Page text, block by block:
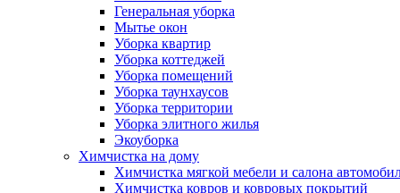
Генеральная уборка
Мытье окон
Уборка квартир
Уборка коттеджей
Уборка помещений
Уборка таунхаусов
Уборка территории
Уборка элитного жилья
Экоуборка
Химчистка на дому
Химчистка мягкой мебели и салона
Химчистка ковров и ковровых покрытий